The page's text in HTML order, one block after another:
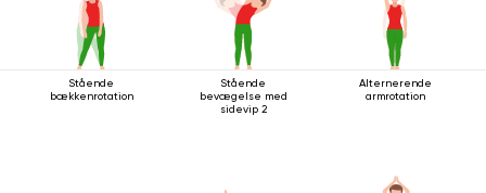
Stående
bækkenrotation
Stående
bevægelse med
sidevip 2
Alternerende
armrotation